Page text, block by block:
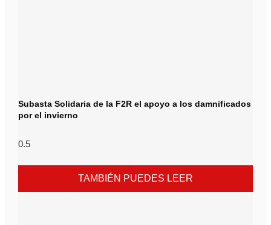
Subasta Solidaria de la F2R el apoyo a los damnificados
por el invierno
TAMBIÉN PUEDES LEER